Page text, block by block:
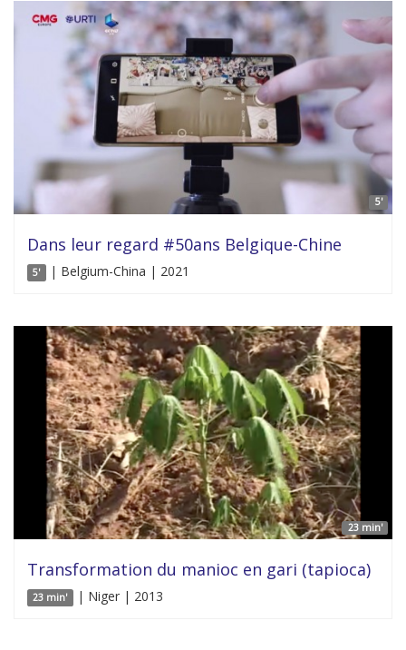
5'
Dans leur regard #50ans Belgique-Chine
5' | Belgium-China | 2021
23 min'
Transformation du manioc en gari (tapioca)
23 min' | Niger | 2013